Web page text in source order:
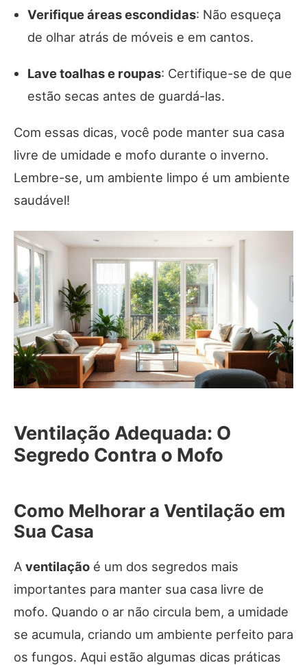
Verifique áreas escondidas: Não esqueça
de olhar atrás de móveis e em cantos.
Lave toalhas e roupas: Certifique-se de que
estão secas antes de guardá-las.
Com essas dicas, você pode manter sua casa
livre de umidade e mofo durante o inverno.
Lembre-se, um ambiente limpo é um ambiente
saudável!
Ventilação Adequada: O
Segredo Contra o Mofo
Como Melhorar a Ventilação em
Sua Casa
A ventilação é um dos segredos mais
importantes para manter sua casa livre de
mofo. Quando o ar não circula bem, a umidade
se acumula, criando um ambiente perfeito para
os fungos. Aqui estão algumas dicas práticas